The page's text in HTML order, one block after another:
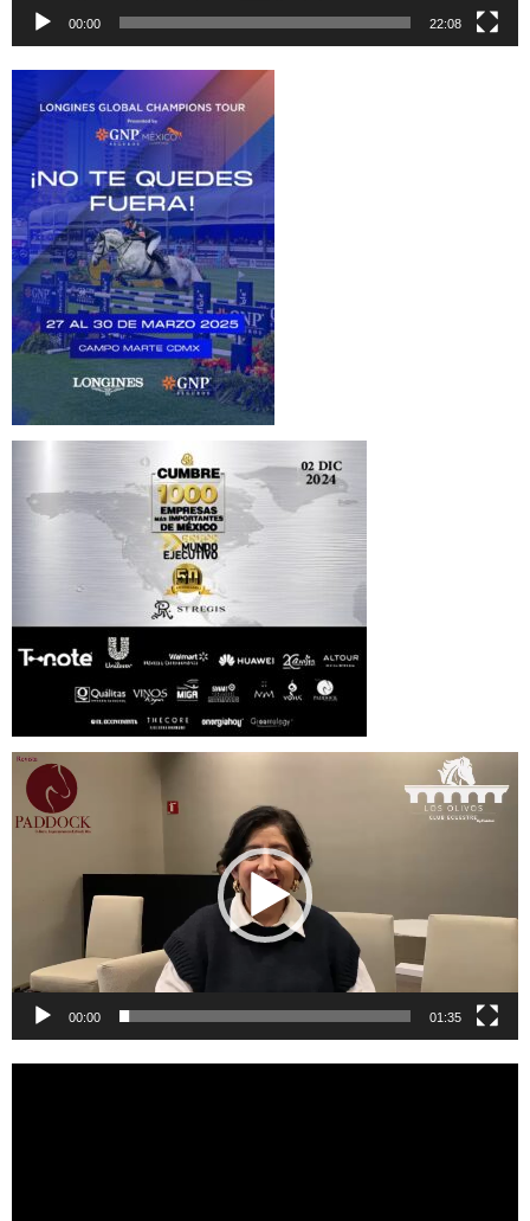
00:00 22:08
Reproductor
de
vídeo
00:00 01:35